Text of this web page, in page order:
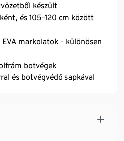
készült
és 105–120 cm között
markolatok – különösen
botvégek
és botvégvédő sapkával